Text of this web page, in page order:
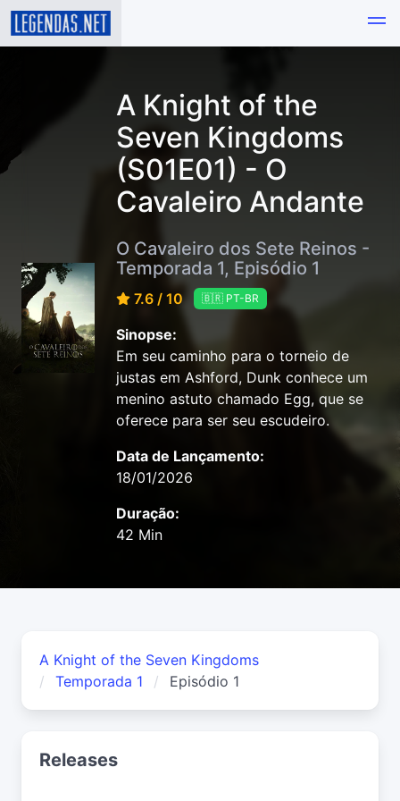
A Knight of the
Seven Kingdoms
(S01E01) - O
Cavaleiro Andante
O Cavaleiro dos Sete Reinos -
Temporada 1, Episódio 1
7.6 / 10 🇧🇷 PT-BR
Sinopse:
Em seu caminho para o torneio de
justas em Ashford, Dunk conhece um
menino astuto chamado Egg, que se
oferece para ser seu escudeiro.
Data de Lançamento:
18/01/2026
Duração:
42 Min
A Knight of the Seven Kingdoms
Temporada 1
Episódio 1
Releases